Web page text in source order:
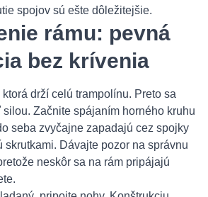
spojov sú ešte dôležitejšie.
rámu: pevná
bez krívenia
drží celú trampolínu. Preto sa
Začnite spájaním horného kruhu
seba zvyčajne zapadajú cez spojky
skrutkami. Dávajte pozor na správnu
neskôr sa na rám pripájajú